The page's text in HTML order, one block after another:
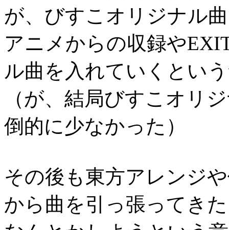
が、びすこオリジナル
アニメからの収録や
ル曲を入れていくとい
（が、結局びすこオリ
倒的に少なかった）
その後も東方アレンジ
から曲を引っ張ってき